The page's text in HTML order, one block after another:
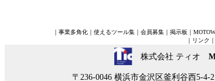
｜ 事業多角化 ｜ 使えるツール集 ｜ 会員募集 ｜ 掲示板 ｜
｜ リンク ｜
株式会社 ティオ
〒236-0046 横浜市金沢区釜利谷西5-